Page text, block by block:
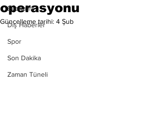
Ekonomi
Dış Haberler
Spor
Son Dakika
Zaman Tüneli
operasyonu
Güncelleme tarihi: 4 Şub